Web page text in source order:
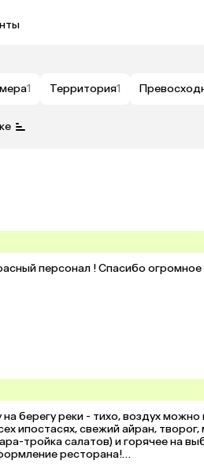
1 Территория1
персонал ! Спасибо огромное
берегу реки - тихо, воздух можно
ипостасях, свежий айран,
тройка салатов) и горячее на
ресторана!